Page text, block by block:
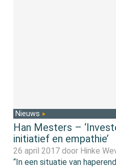
Nieuws
Han Mesters –
initiatief en empathie’
26 april 2017 door Hinke
“In een situatie van